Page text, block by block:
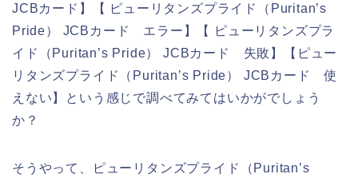
JCBカード】【 ピューリタンズプライド（Puritan’s
Pride） JCBカード エラー】【 ピューリタンズプラ
イド（Puritan’s Pride） JCBカード 失敗】【ピュー
リタンズプライド（Puritan’s Pride） JCBカード 使
えない】という感じで調べてみてはいかがでしょう
か？
そうやって、ピューリタンズプライド（Puritan’s